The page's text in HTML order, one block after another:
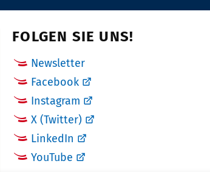
t
m
FOLGEN SIE UNS!
Newsletter
Facebook
Instagram
X (Twitter)
LinkedIn
YouTube